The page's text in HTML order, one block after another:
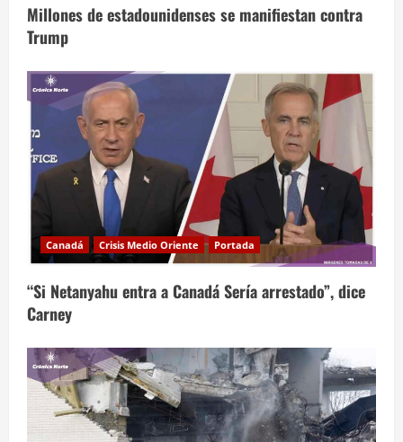
Millones de estadounidenses se manifiestan contra
Trump
Canadá Crisis Medio Oriente Portada
“Si Netanyahu entra a Canadá Sería arrestado”, dice
Carney